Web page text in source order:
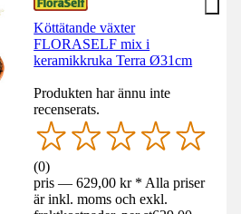
Köttätande växter
FLORASELF mix i
keramikkruka Terra Ø31cm
Produkten har ännu inte
recenserats.
(0)
pris — 629,00 kr * Alla priser
är inkl. moms och exkl.